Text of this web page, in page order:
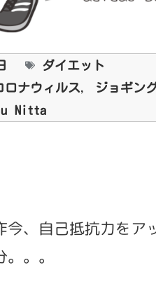
ダイエット
ロナウィルス
ジョギン
Nitta
、自己抵抗力をア
。。